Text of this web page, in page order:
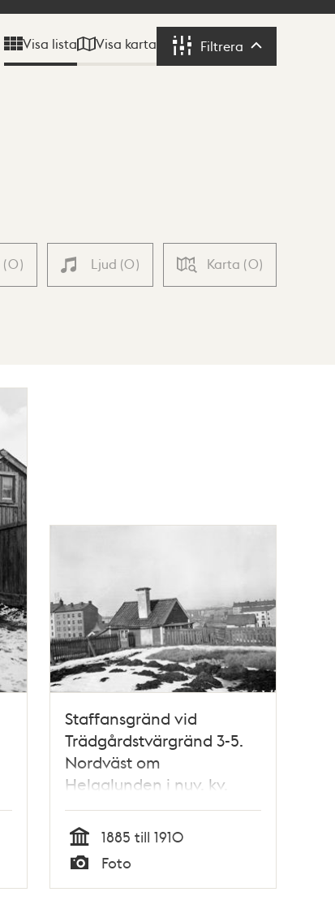
Visa lista Visa karta Filtrera Filtrera
(0) Ljud (0) Karta (0)
Staffansgränd vid
Trädgårdstvärgränd 3-5.
Nordväst om
Helgalunden i nuv. kv.
Vågskivan
Tid
1885 till 1910
Typ
Foto